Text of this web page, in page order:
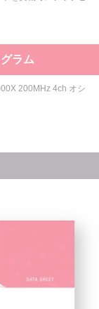
ラム
200MHz 4ch オシ